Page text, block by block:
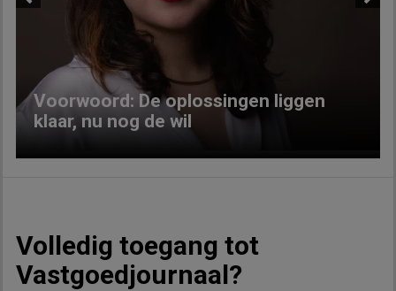
Voorwoord: De oplossingen liggen
klaar, nu nog de wil
Volledig toegang tot
Vastgoedjournaal?